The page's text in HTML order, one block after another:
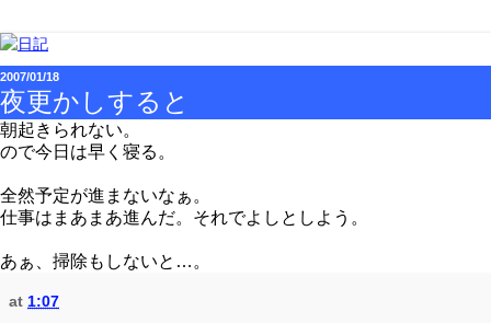
2007/01/18
夜更かしすると
朝起きられない。
ので今日は早く寝る。
全然予定が進まないなぁ。
仕事はまあまあ進んだ。それでよしとしよう。
あぁ、掃除もしないと…。
at 1:07